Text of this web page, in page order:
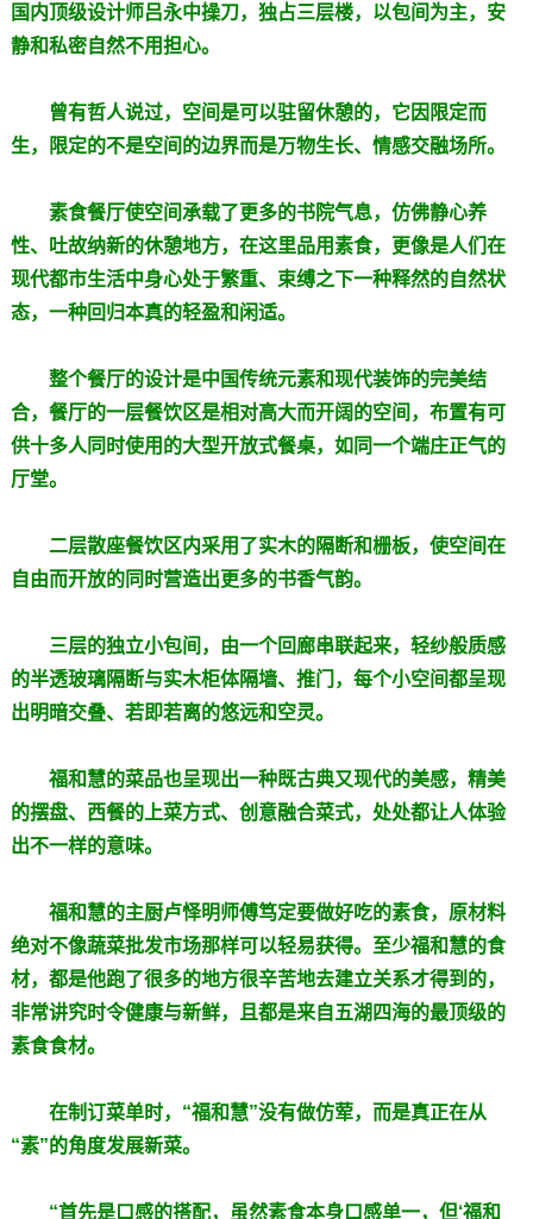
国内顶级设计师吕永中操刀，独占三层楼，以包间为主，安
静和私密自然不用担心。
曾有哲人说过，空间是可以驻留休憩的，它因限定而
生，限定的不是空间的边界而是万物生长、情感交融场所。
素食餐厅使空间承载了更多的书院气息，仿佛静心养
性、吐故纳新的休憩地方，在这里品用素食，更像是人们在
现代都市生活中身心处于繁重、束缚之下一种释然的自然状
态，一种回归本真的轻盈和闲适。
整个餐厅的设计是中国传统元素和现代装饰的完美结
合，餐厅的一层餐饮区是相对高大而开阔的空间，布置有可
供十多人同时使用的大型开放式餐桌，如同一个端庄正气的
厅堂。
二层散座餐饮区内采用了实木的隔断和栅板，使空间在
自由而开放的同时营造出更多的书香气韵。
三层的独立小包间，由一个回廊串联起来，轻纱般质感
的半透玻璃隔断与实木柜体隔墙、推门，每个小空间都呈现
出明暗交叠、若即若离的悠远和空灵。
福和慧的菜品也呈现出一种既古典又现代的美感，精美
的摆盘、西餐的上菜方式、创意融合菜式，处处都让人体验
出不一样的意味。
福和慧的主厨卢怿明师傅笃定要做好吃的素食，原材料
绝对不像蔬菜批发市场那样可以轻易获得。至少福和慧的食
材，都是他跑了很多的地方很辛苦地去建立关系才得到的，
非常讲究时令健康与新鲜，且都是来自五湖四海的最顶级的
素食食材。
在制订菜单时，“福和慧”没有做仿荤，而是真正在从
“素”的角度发展新菜。
“首先是口感的搭配，虽然素食本身口感单一，但‘福和